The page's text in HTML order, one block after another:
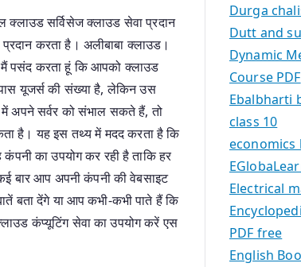
सर्विसेज क्लाउड सेवा प्रदान
करता है। अलीबाबा क्लाउड।
पसंद करता हूं कि आपको क्लाउड
यूजर्स की संख्या है, लेकिन उस
अपने सर्वर को संभाल सकते हैं, तो
है। यह इस तथ्य में मदद करता है कि
का उपयोग कर रही है ताकि हर
बार आप अपनी कंपनी की वेबसाइट
बता देंगे या आप कभी-कभी पाते हैं कि
कंप्यूटिंग सेवा का उपयोग करें एस
Durga
Dutt and
Dynamic
Course PDF
Ebalbharti
class 10
economics
Electrical
PDF free
English